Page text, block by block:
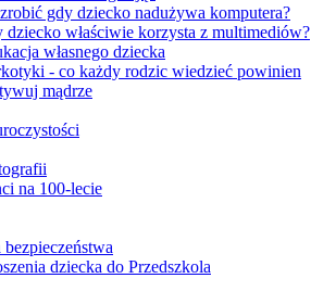
gdy dziecko nadużywa komputera?
dziecko właściwie korzysta z multimediów?
własnego dziecka
- co każdy rodzic wiedzieć powinien
mądrze
na 100-lecie
bezpieczeństwa
dziecka do Przedszkola